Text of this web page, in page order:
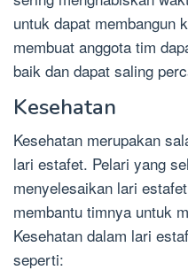
untuk dapat membangun
membuat anggota tim
baik dan dapat saling
Kesehatan
Kesehatan merupakan
lari estafet. Pelari yang
menyelesaikan lari
membantu timnya untuk
Kesehatan dalam lari
seperti: